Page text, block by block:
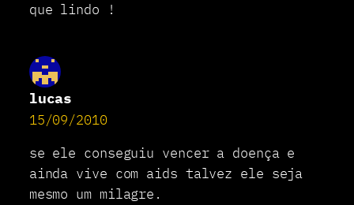
que lindo !
lucas
15/09/2010
se ele conseguiu vencer a doença e
ainda vive com aids talvez ele seja
mesmo um milagre.